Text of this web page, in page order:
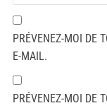
PRÉVENEZ-MOI DE
E-MAIL.
PRÉVENEZ-MOI DE